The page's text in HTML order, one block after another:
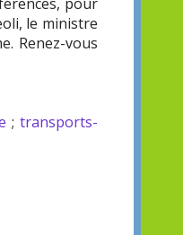
le ministre
Renez-vous
; transports-